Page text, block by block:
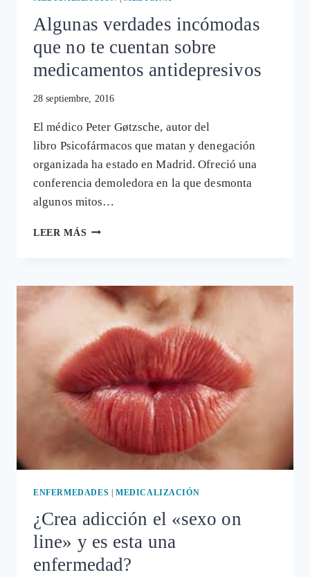
Algunas verdades incómodas
que no te cuentan sobre
medicamentos antidepresivos
28 septiembre, 2016
El médico Peter Gøtzsche, autor del
libro Psicofármacos que matan y denegación
organizada ha estado en Madrid. Ofreció una
conferencia demoledora en la que desmonta
algunos mitos…
LEER MÁS ALGUNAS
NO
TE
CUENTAN
SOBRE
MEDICAMENTOS
ANTIDEPRESIVOS
ENFERMEDADES MEDICALIZACIÓN
¿Crea adicción el «sexo on
line» y es esta una
enfermedad?